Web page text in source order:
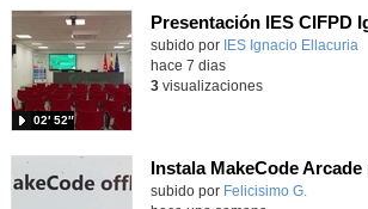
Contenido educativo.
subido por IES Ignacio Ellacuria
02′ 52″
hace 7 dias
3visualizaciones
Contenido educativo.
subido por Felicisimo G.